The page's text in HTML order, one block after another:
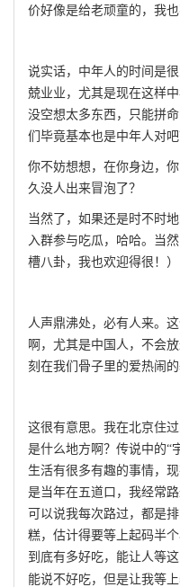
价好像是给老顽童的，我也
说实话，中年人的时间是
兢业业，尤其是现在这样
没空想太多东西，只能拼
们毕竟基本也是中年人对
你不妨想想，在你身边，
久没人出来冒泡了？
当然了，如果还是时不时
入群参与吃瓜，哈哈。当
槽八卦，我也欢迎得很！）
人声鼎沸处，必有人来。
啊，尤其是中国人，不会
刻在我们骨子里的爱热闹的
这很有意思。我在北京住
是什么地方啊？传说中的“
生活有很多有趣的事情，
是当年在五道口，我经常
可以说我每次路过，都是
糕，估计得要等上起码半
到底有多好吃，能让人等
能说不好吃，但是让我等上